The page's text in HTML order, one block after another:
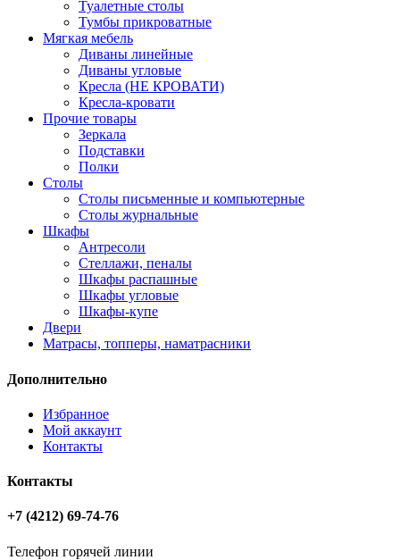
Туалетные столы
Тумбы прикроватные
Мягкая мебель
Диваны линейные
Диваны угловые
Кресла (НЕ КРОВАТИ)
Кресла-кровати
Прочие товары
Зеркала
Подставки
Полки
Столы
Столы письменные и компьютерные
Столы журнальные
Шкафы
Антресоли
Стеллажи, пеналы
Шкафы распашные
Шкафы угловые
Шкафы-купе
Двери
Матрасы, топперы, наматрасники
Дополнительно
Избранное
Мой аккаунт
Контакты
Контакты
+7 (4212) 69-74-76
Телефон горячей линии